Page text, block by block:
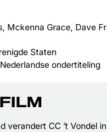
Mckenna Grace, Dave
Staten
ondertiteling
verandert CC ’t Vondel